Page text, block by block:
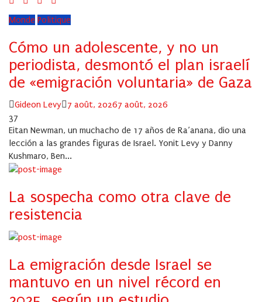
Monde Politique
Cómo un adolescente, y no un
periodista, desmontó el plan israelí
de «emigración voluntaria» de Gaza
Author
Gideon Levy
Posted
7 août, 20267 août, 2026
37
Eitan Newman, un muchacho de 17 años de Ra’anana, dio una
lección a las grandes figuras de Israel. Yonit Levy y Danny
Kushmaro, Ben...
La sospecha como otra clave de
resistencia
La emigración desde Israel se
mantuvo en un nivel récord en